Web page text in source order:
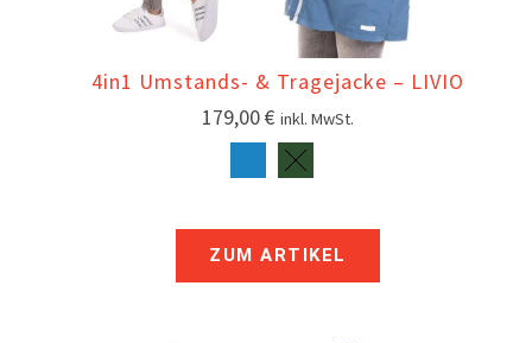
4in1 Umstands- & Tragejacke – LIVIO
179,00€ inkl. MwSt.
ZUM ARTIKEL